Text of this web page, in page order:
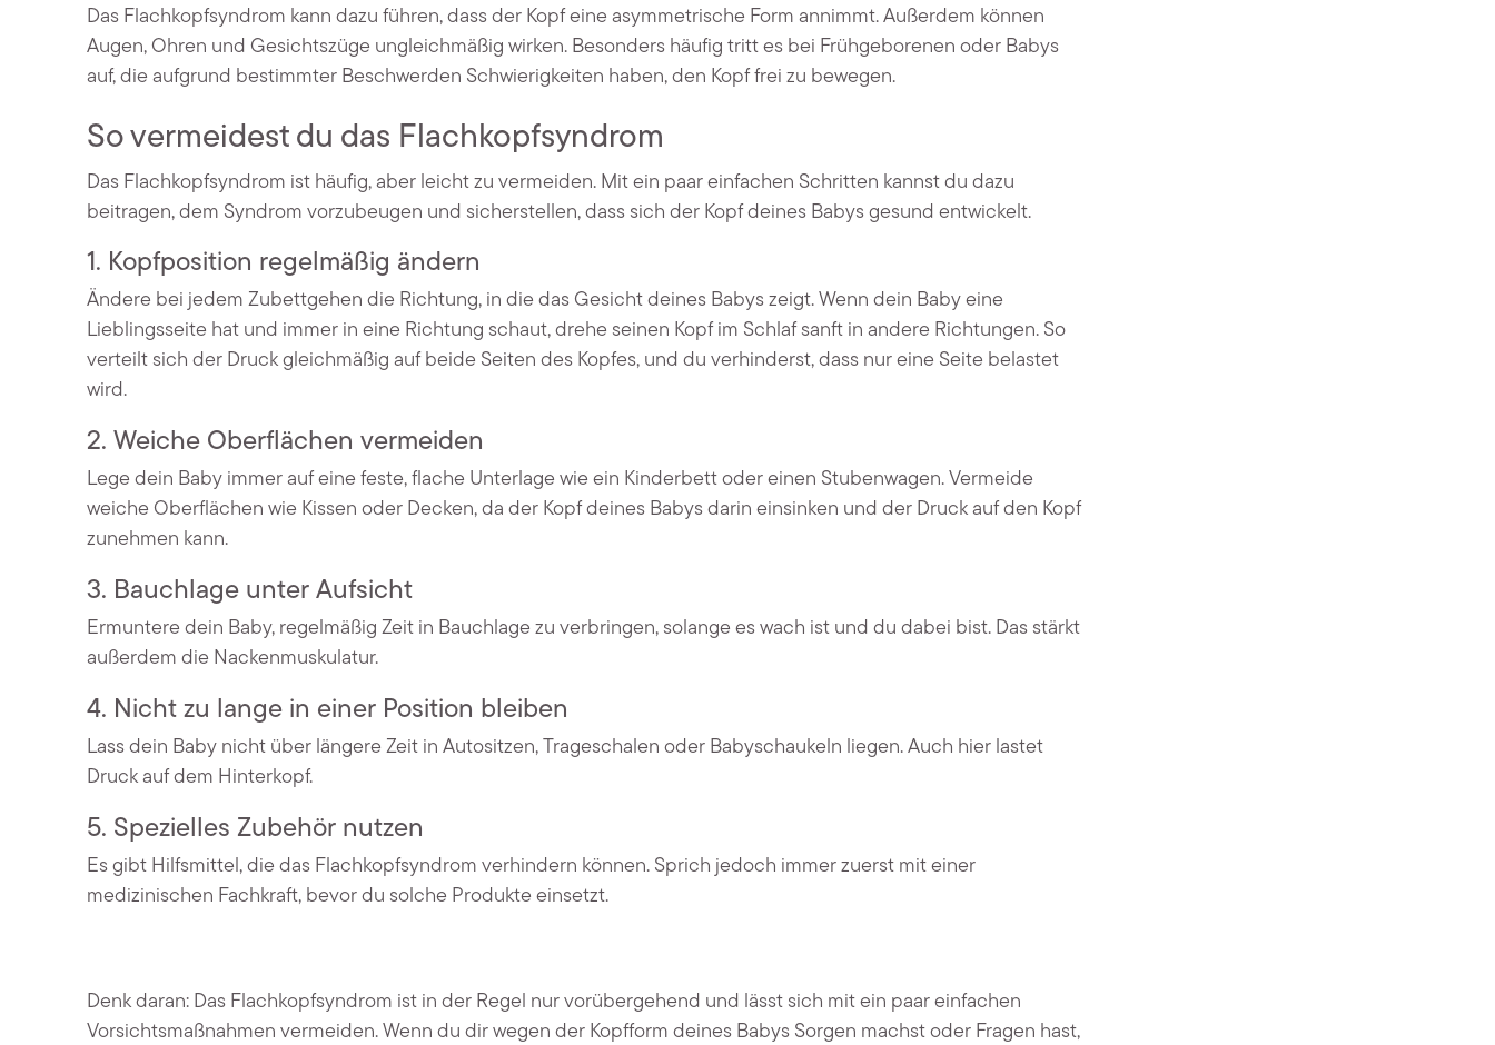
Das Flachkopfsyndrom kann dazu führen, dass der Kopf eine asymmetrische Form annimmt. Außerdem können
Augen, Ohren und Gesichtszüge ungleichmäßig wirken. Besonders häufig tritt es bei Frühgeborenen oder Babys
auf, die aufgrund bestimmter Beschwerden Schwierigkeiten haben, den Kopf frei zu bewegen.
So vermeidest du das Flachkopfsyndrom
Das Flachkopfsyndrom ist häufig, aber leicht zu vermeiden. Mit ein paar einfachen Schritten kannst du dazu
beitragen, dem Syndrom vorzubeugen und sicherstellen, dass sich der Kopf deines Babys gesund entwickelt.
1. Kopfposition regelmäßig ändern
Ändere bei jedem Zubettgehen die Richtung, in die das Gesicht deines Babys zeigt. Wenn dein Baby eine
Lieblingsseite hat und immer in eine Richtung schaut, drehe seinen Kopf im Schlaf sanft in andere Richtungen. So
verteilt sich der Druck gleichmäßig auf beide Seiten des Kopfes, und du verhinderst, dass nur eine Seite belastet
wird.
2. Weiche Oberflächen vermeiden
Lege dein Baby immer auf eine feste, flache Unterlage wie ein Kinderbett oder einen Stubenwagen. Vermeide
weiche Oberflächen wie Kissen oder Decken, da der Kopf deines Babys darin einsinken und der Druck auf den Kopf
zunehmen kann.
3. Bauchlage unter Aufsicht
Ermuntere dein Baby, regelmäßig Zeit in Bauchlage zu verbringen, solange es wach ist und du dabei bist. Das stärkt
außerdem die Nackenmuskulatur.
4. Nicht zu lange in einer Position bleiben
Lass dein Baby nicht über längere Zeit in Autositzen, Trageschalen oder Babyschaukeln liegen. Auch hier lastet
Druck auf dem Hinterkopf.
5. Spezielles Zubehör nutzen
Es gibt Hilfsmittel, die das Flachkopfsyndrom verhindern können. Sprich jedoch immer zuerst mit einer
medizinischen Fachkraft, bevor du solche Produkte einsetzt.
Denk daran: Das Flachkopfsyndrom ist in der Regel nur vorübergehend und lässt sich mit ein paar einfachen
Vorsichtsmaßnahmen vermeiden. Wenn du dir wegen der Kopfform deines Babys Sorgen machst oder Fragen hast,